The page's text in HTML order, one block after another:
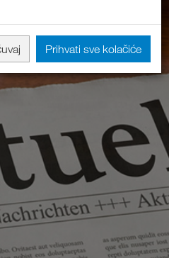
Prihvati sve kolačiće